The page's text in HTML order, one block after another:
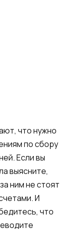
что нужно
по сбору
Если вы
выясните,
ним не стоят
И
что